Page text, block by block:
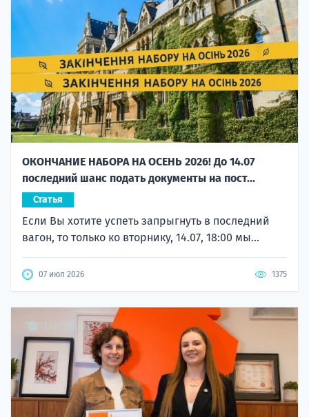
ОКОНЧАНИЕ НАБОРА НА ОСЕНЬ 2026! До 14.07
последний шанс подать документы на пост...
Статья
Если Вы хотите успеть запрыгнуть в последний
вагон, то только ко вторнику, 14.07, 18:00 мы...
07 июл 2026 1375